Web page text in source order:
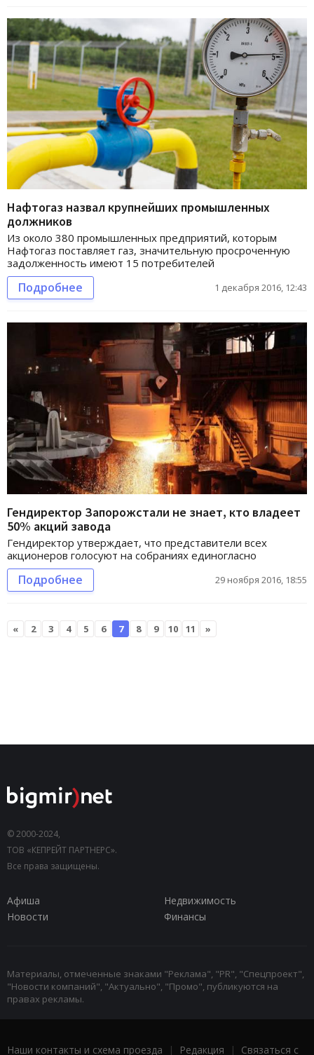
Нафтогаз назвал крупнейших промышленных
должников
Из около 380 промышленных предприятий, которым
Нафтогаз поставляет газ, значительную просроченную
задолженность имеют 15 потребителей
Подробнее 1 декабря 2016, 12:43
Гендиректор Запорожстали не знает, кто владеет
50% акций завода
Гендиректор утверждает, что представители всех
акционеров голосуют на собраниях единогласно
Подробнее 29 ноября 2016, 18:55
« 2 3 4 5 6 7 8 9 10 11 »
© 2000-2024,
ТОВ «КЕПРЕЙТ ПАРТНЕРС».
Все права защищены.
Афиша
Недвижимость
Новости
Финансы
Материалы, отмеченные знаками "Реклама", "PR", "Спецпроект",
"Новости компаний", "Актуально", "Промо", публикуются на
правах рекламы.
Наши контакты и схема проезда | Редакция | Связаться с